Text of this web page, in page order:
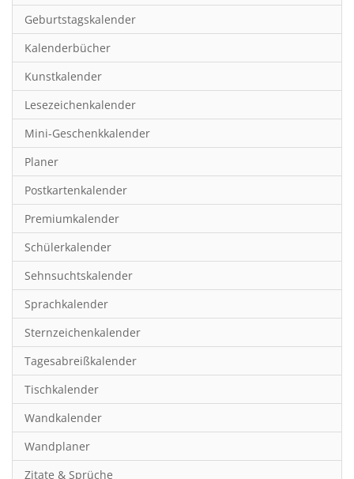
Frauen
Fußball
Gaming
Geburtstagskalender
Geschichte
Hobby & Basteln
Humor & Cartoon
Inspiration & Entspannung
Inspiration & Spiritualität
Kinderkalender
Kunst
Länder & Städte
Landschaft & Natur
Lifestyle
Literatur
Manga & Animé
Neutrale Kalender
Geburtstagskalender
Kalenderbücher
Kunstkalender
Lesezeichenkalender
Mini-Geschenkkalender
Planer
Postkartenkalender
Premiumkalender
Schülerkalender
Sehnsuchtskalender
Sprachkalender
Sternzeichenkalender
Tagesabreißkalender
Tischkalender
Wandkalender
Wandplaner
Zitate & Sprüche